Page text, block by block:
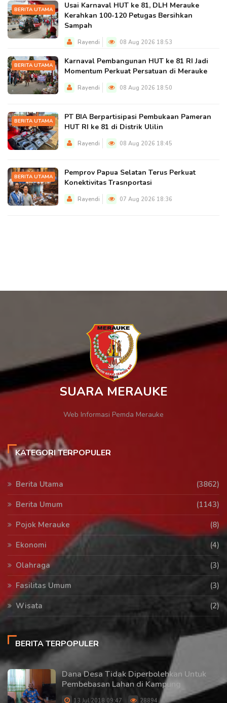
BERITA UTAMA
Usai Karnaval HUT ke 81, DLH Merauke
Kerahkan 100-120 Petugas Bersihkan
Sampah
Rayendi 08 Aug 2026 18:53
BERITA UTAMA
Karnaval Pembangunan HUT ke 81 RI Jadi
Momentum Perkuat Persatuan di Merauke
Rayendi 08 Aug 2026 18:50
BERITA UTAMA
PT BIA Berpartisipasi Pembukaan Pameran
HUT RI ke 81 di Distrik Ulilin
Rayendi 08 Aug 2026 18:45
BERITA UTAMA
Pemprov Papua Selatan Terus Perkuat
Konektivitas Trasnportasi
Rayendi 07 Aug 2026 18:36
SUARA MERAUKE
Web Informasi Pemda Merauke
KATEGORI TERPOPULER
Berita Utama
(3862)
Berita Umum
(1143)
Pojok Merauke
(8)
Ekonomi
(4)
Olahraga
(3)
Fasilitas Umum
(3)
Wisata
(2)
BERITA TERPOPULER
Dana Desa Tidak Diperbolehkan Untuk
Pembebasan Lahan di Kampung
13 Jul 2018 09:47 28894